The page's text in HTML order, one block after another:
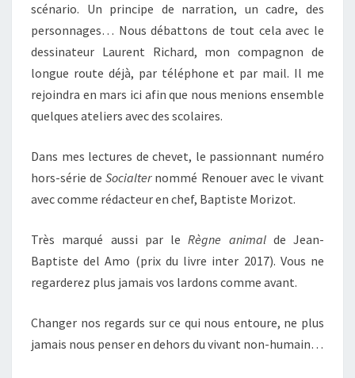
scénario. Un principe de narration, un cadre, des
personnages… Nous débattons de tout cela avec le
dessinateur Laurent Richard, mon compagnon de
longue route déjà, par téléphone et par mail. Il me
rejoindra en mars ici afin que nous menions ensemble
quelques ateliers avec des scolaires.
Dans mes lectures de chevet, le passionnant numéro
hors-série deSocialternommé Renouer avec le vivant
avec comme rédacteur en chef, Baptiste Morizot.
Très marqué aussi par leRègne animalde Jean-
Baptiste del Amo (prix du livre inter 2017). Vous ne
regarderez plus jamais vos lardons comme avant.
Changer nos regards sur ce qui nous entoure, ne plus
jamais nous penser en dehors du vivant non-humain…